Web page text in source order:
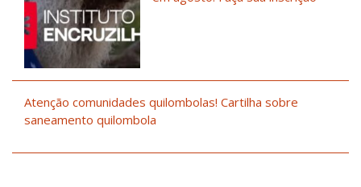
Atenção comunidades quilombolas! Cartilha sobre
saneamento quilombola